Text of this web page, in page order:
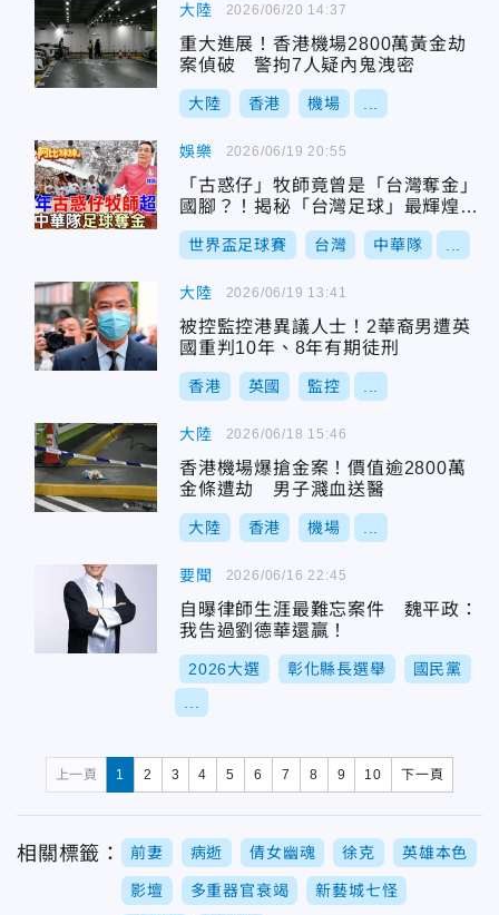
大陸
重大進展！香港機場2800萬黃金劫
案偵破 警拘7人疑內鬼洩密
大陸 香港 機場
2026/06/20 14:37
娛樂
「古惑仔」牧師竟曾是「台灣奪金」
國腳？！揭秘「台灣足球」最輝煌的
黃金年代～連拿兩屆亞運金牌
世界盃足球賽 台灣 中華隊
2026/06/19 20:55
大陸
被控監控港異議人士！2華裔男遭英
國重判10年、8年有期徒刑
香港 英國 監控
2026/06/19 13:41
大陸
香港機場爆搶金案！價值逾2800萬
金條遭劫 男子濺血送醫
大陸 香港 機場
2026/06/18 15:46
要聞
自曝律師生涯最難忘案件 魏平政：
我告過劉德華還贏！
2026大選 彰化縣長選舉 國民黨
2026/06/16 22:45
上一頁 1 2 3 4 5 6 7 8 9 10 下一頁
相關標籤： 前妻 病逝 倩女幽魂 徐克 英雄本色
影壇 多重器官衰竭 新藝城七怪